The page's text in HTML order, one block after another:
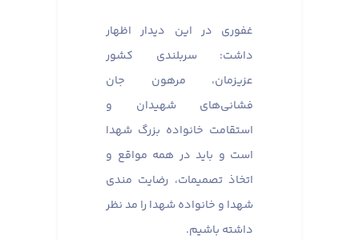
غفوری در این دیدار اظهار
داشت: سربلندی کشور
عزیزمان، مرهون جان
فشانی‌های شهیدان و
استقامت خانواده بزرگ شهدا
است و باید در همه مواقع و
اتخاذ تصمیمات، رضایت مندی
شهدا و خانواده شهدا را مد نظر
داشته باشیم.